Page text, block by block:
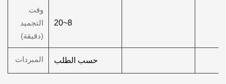
وقت
التجميد
(دقيقة)
8~20
المبردات حسب الطلب